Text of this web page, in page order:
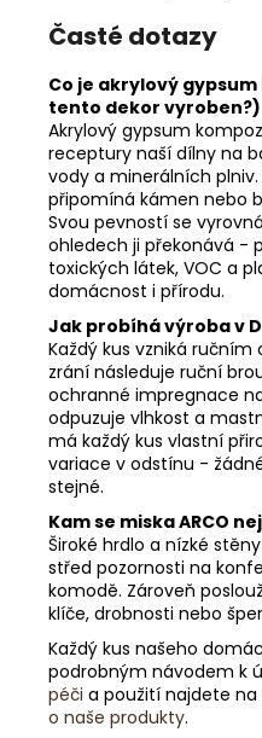
Časté dotazy
Co je akrylový
tento dekor vyroben?)
Akrylový gypsum
receptury naší dílny na
vody a minerálních
připomíná kámen nebo
Svou pevností se
ohledech ji překonává -
toxických látek, VOC a
domácnost i přírodu.
Jak probíhá výroba v
Každý kus vzniká
zrání následuje ruční
ochranné impregnace
odpuzuje vlhkost a
má každý kus vlastní
variace v odstínu -
stejné.
Kam se miska ARCO
Široké hrdlo a nízké
střed pozornosti na
komodě. Zároveň
klíče, drobnosti nebo
Každý kus našeho
podrobným návodem k
péči a použití najdete
o naše produkty.